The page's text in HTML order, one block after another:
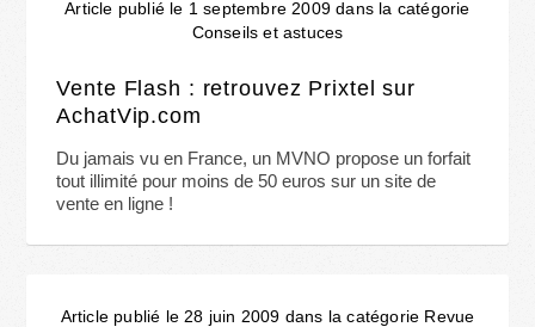
Article publié le 1 septembre 2009 dans la catégorie
Conseils et astuces
Vente Flash : retrouvez Prixtel sur
AchatVip.com
Du jamais vu en France, un MVNO propose un forfait
tout illimité pour moins de 50 euros sur un site de
vente en ligne !
Article publié le 28 juin 2009 dans la catégorie Revue